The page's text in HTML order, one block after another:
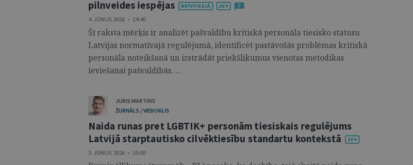
pilnveides iespējas
2
4. JŪNIJS 2026 • 14:40
Šī raksta mērķis ir analizēt pašvaldību kritiskā personāla tiesisko statusu
Latvijas normatīvajā regulējumā, identificēt pastāvošās problēmas kritiskā
personāla noteikšanā un izstrādāt priekšlikumus vienotas metodikas
ieviešanai pašvaldībās. ...
JURIS MARTINS
ŽURNĀLS / VIEDOKLIS
Naida runas pret LGBTIK+ personām tiesiskais regulējums
Latvijā starptautisko cilvēktiesību standartu kontekstā
3. JŪNIJS 2026 • 10:00